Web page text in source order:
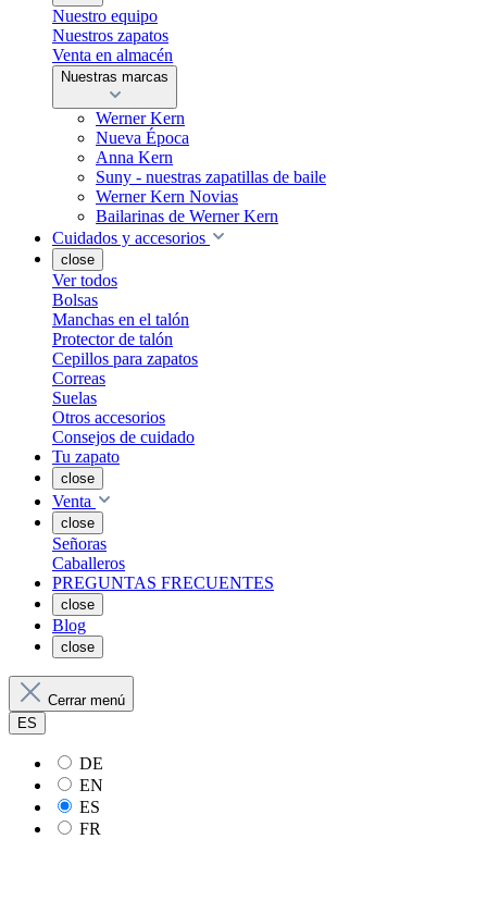
Nuestro equipo
Nuestros zapatos
Venta en almacén
Nuestras marcas
Werner Kern
Nueva Época
Anna Kern
Suny - nuestras zapatillas de baile
Werner Kern Novias
Bailarinas de Werner Kern
Cuidados y accesorios
close
Ver todos
Bolsas
Manchas en el talón
Protector de talón
Cepillos para zapatos
Correas
Suelas
Otros accesorios
Consejos de cuidado
Tu zapato
close
Venta
close
Señoras
Caballeros
PREGUNTAS FRECUENTES
close
Blog
close
Cerrar menú
ES
DE
EN
ES
FR